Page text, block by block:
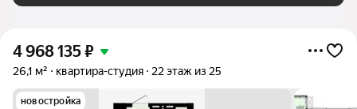
4 968 135₽
26,1 м² квартира-студия 22 этаж из 25
новостройка